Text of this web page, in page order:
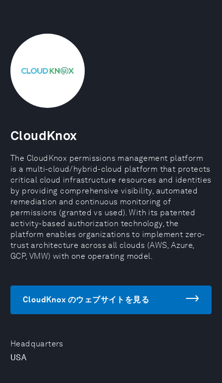
Headquarters
USA
CloudKnox
The CloudKnox permissions management platform
is a multi-cloud/hybrid-cloud platform that protects
critical cloud infrastructure resources and identities
by providing comprehensive visibility, automated
remediation and continuous monitoring of
permissions (granted vs used). With its patented
activity-based authorization technology, the
platform enables organizations to implement zero-
trust architecture across all clouds (AWS, Azure,
GCP, VMW) with one operating model.
CloudKnox のウェブサイトを見る